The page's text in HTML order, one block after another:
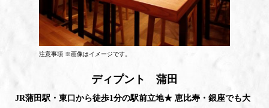
注意事項 ※画像はイメージです。
ディプント 蒲田
JR蒲田駅・東口から徒歩1分の駅前立地★ 恵比寿・銀座でも大